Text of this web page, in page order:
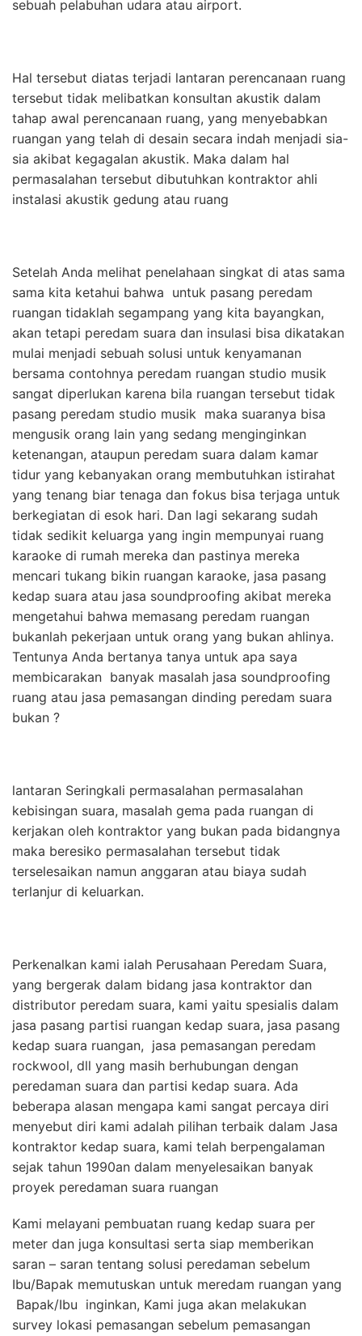
sebuah pelabuhan udara atau airport.
Hal tersebut diatas terjadi lantaran perencanaan ruang
tersebut tidak melibatkan konsultan akustik dalam
tahap awal perencanaan ruang, yang menyebabkan
ruangan yang telah di desain secara indah menjadi sia-
sia akibat kegagalan akustik. Maka dalam hal
permasalahan tersebut dibutuhkan kontraktor ahli
instalasi akustik gedung atau ruang
Setelah Anda melihat penelahaan singkat di atas sama
sama kita ketahui bahwa untuk pasang peredam
ruangan tidaklah segampang yang kita bayangkan,
akan tetapi peredam suara dan insulasi bisa dikatakan
mulai menjadi sebuah solusi untuk kenyamanan
bersama contohnya peredam ruangan studio musik
sangat diperlukan karena bila ruangan tersebut tidak
pasang peredam studio musik maka suaranya bisa
mengusik orang lain yang sedang menginginkan
ketenangan, ataupun peredam suara dalam kamar
tidur yang kebanyakan orang membutuhkan istirahat
yang tenang biar tenaga dan fokus bisa terjaga untuk
berkegiatan di esok hari. Dan lagi sekarang sudah
tidak sedikit keluarga yang ingin mempunyai ruang
karaoke di rumah mereka dan pastinya mereka
mencari tukang bikin ruangan karaoke, jasa pasang
kedap suara atau jasa soundproofing akibat mereka
mengetahui bahwa memasang peredam ruangan
bukanlah pekerjaan untuk orang yang bukan ahlinya.
Tentunya Anda bertanya tanya untuk apa saya
membicarakan banyak masalah jasa soundproofing
ruang atau jasa pemasangan dinding peredam suara
bukan ?
lantaran Seringkali permasalahan permasalahan
kebisingan suara, masalah gema pada ruangan di
kerjakan oleh kontraktor yang bukan pada bidangnya
maka beresiko permasalahan tersebut tidak
terselesaikan namun anggaran atau biaya sudah
terlanjur di keluarkan.
Perkenalkan kami ialah Perusahaan Peredam Suara,
yang bergerak dalam bidang jasa kontraktor dan
distributor peredam suara, kami yaitu spesialis dalam
jasa pasang partisi ruangan kedap suara, jasa pasang
kedap suara ruangan, jasa pemasangan peredam
rockwool, dll yang masih berhubungan dengan
peredaman suara dan partisi kedap suara. Ada
beberapa alasan mengapa kami sangat percaya diri
menyebut diri kami adalah pilihan terbaik dalam Jasa
kontraktor kedap suara, kami telah berpengalaman
sejak tahun 1990an dalam menyelesaikan banyak
proyek peredaman suara ruangan
Kami melayani pembuatan ruang kedap suara per
meter dan juga konsultasi serta siap memberikan
saran – saran tentang solusi peredaman sebelum
Ibu/Bapak memutuskan untuk meredam ruangan yang
Bapak/Ibu inginkan, Kami juga akan melakukan
survey lokasi pemasangan sebelum pemasangan